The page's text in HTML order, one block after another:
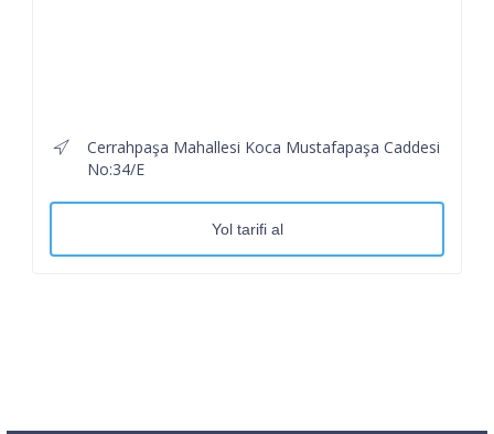
Cerrahpaşa Mahallesi Koca Mustafapaşa Caddesi
No:34/E
Yol tarifi al